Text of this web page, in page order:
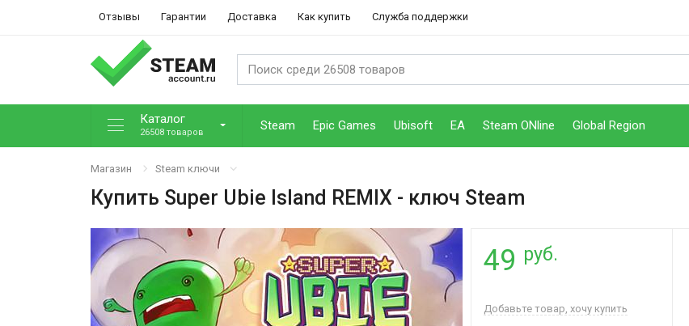
Отзывы Гарантии Доставка Как купить Служба поддержки
Каталог
26508 товаров Steam Epic Games Ubisoft EA Steam ONline Global Region
Магазин Steam ключи
Купить Super Ubie Island REMIX - ключ Steam
49 руб.
Добавьте товар, хочу купить